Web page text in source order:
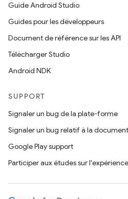
Guide Android Studio
Guides pour les développeurs
Document de référence sur les API
Télécharger Studio
Android NDK
SUPPORT
Signaler un bug de la plate-forme
Signaler un bug relatif à la
Google Play support
Participer aux études sur